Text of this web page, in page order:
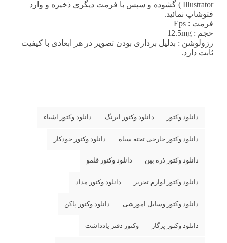
Illustrator ) گشوده و سپس با فرمت دیگری ذخیره و وارد
فتوشاپ نمائید.
فرمت : Eps
حجم : 12.5mg
رزولوشن : بدلیل برداری بودن تصویر در هر ابعادی با کیفیت
ثابت دارد.
دانلود وکتور دانلود وکتور ابرنگ دانلود وکتور اشیاء
دانلود وکتور خارجی تخته سیاه دانلود وکتور خودکار
دانلود وکتور ذره بین دانلود وکتور قلمو
دانلود وکتور لوازم تحریر دانلود وکتور مداد
دانلود وکتور وسایل اموزشی دانلود وکتور پاکن
دانلود وکتور پرگار وکتور دفتر یادداشت